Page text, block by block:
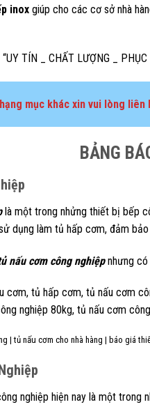
inox giúp cho các cơ sở nhà
TÍN _ CHẤT LƯỢNG _
mục khác xin vui lòng
BẢNG
là một trong nhửng thiết bị bếp
dụng làm tủ hấp cơm, đảm
nấu cơm công nghiệpnhưng có
cơm, tủ hấp cơm, tủ nấu cơm
nghiệp 80kg, tủ nấu cơm
| tủ nấu cơm cho nhà hàng | báo giá
nghiệp hiện nay là một